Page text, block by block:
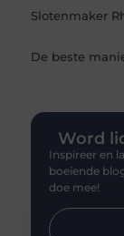
Slotenmaker
De beste
Word
Inspireer en
boeiende
doe mee!